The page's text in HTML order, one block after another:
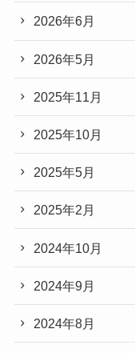
2026年6月
2026年5月
2025年11月
2025年10月
2025年5月
2025年2月
2024年10月
2024年9月
2024年8月